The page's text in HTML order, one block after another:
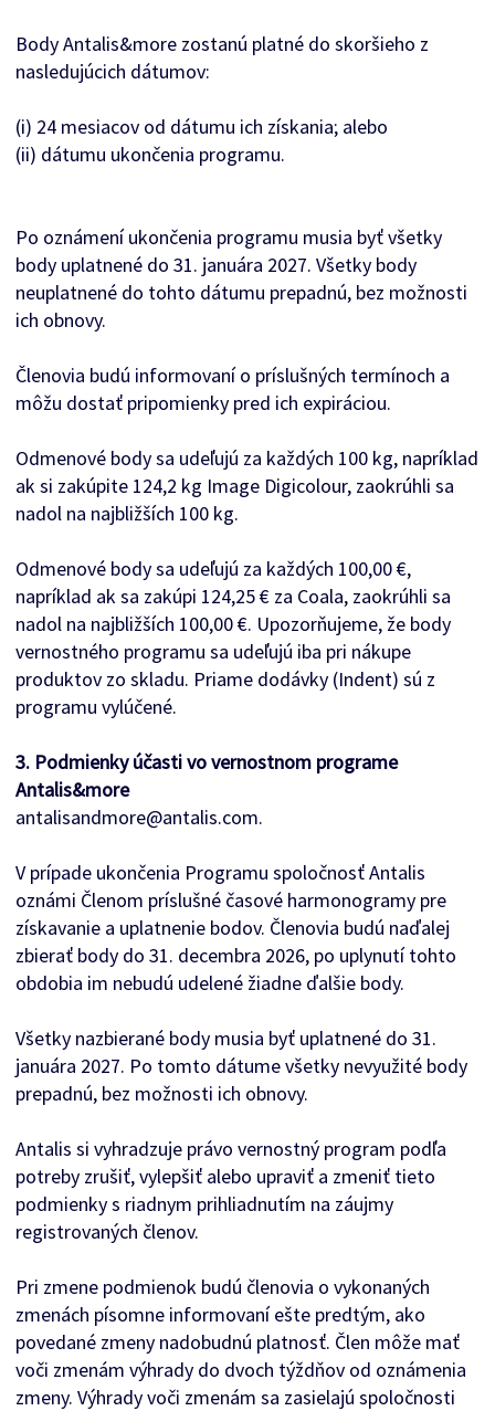
Body Antalis&more zostanú platné do skoršieho z
nasledujúcich dátumov:
(i) 24 mesiacov od dátumu ich získania; alebo
(ii) dátumu ukončenia programu.
Po oznámení ukončenia programu musia byť všetky
body uplatnené do 31. januára 2027. Všetky body
neuplatnené do tohto dátumu prepadnú, bez možnosti
ich obnovy.
Členovia budú informovaní o príslušných termínoch a
môžu dostať pripomienky pred ich expiráciou.
Odmenové body sa udeľujú za každých 100 kg, napríklad
ak si zakúpite 124,2 kg Image Digicolour, zaokrúhli sa
nadol na najbližších 100 kg.
Odmenové body sa udeľujú za každých 100,00 €,
napríklad ak sa zakúpi 124,25 € za Coala, zaokrúhli sa
nadol na najbližších 100,00 €. Upozorňujeme, že body
vernostného programu sa udeľujú iba pri nákupe
produktov zo skladu. Priame dodávky (Indent) sú z
programu vylúčené.
3. Podmienky účasti vo vernostnom programe
Antalis&more
antalisandmore@antalis.com.
V prípade ukončenia Programu spoločnosť Antalis
oznámi Členom príslušné časové harmonogramy pre
získavanie a uplatnenie bodov. Členovia budú naďalej
zbierať body do 31. decembra 2026, po uplynutí tohto
obdobia im nebudú udelené žiadne ďalšie body.
Všetky nazbierané body musia byť uplatnené do 31.
januára 2027. Po tomto dátume všetky nevyužité body
prepadnú, bez možnosti ich obnovy.
Antalis si vyhradzuje právo vernostný program podľa
potreby zrušiť, vylepšiť alebo upraviť a zmeniť tieto
podmienky s riadnym prihliadnutím na záujmy
registrovaných členov.
Pri zmene podmienok budú členovia o vykonaných
zmenách písomne ​​informovaní ešte predtým, ako
povedané zmeny nadobudnú platnosť. Člen môže mať
voči zmenám výhrady do dvoch týždňov od oznámenia
zmeny. Výhrady voči zmenám sa zasielajú spoločnosti